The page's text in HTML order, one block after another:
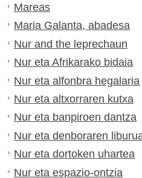
Mareas
Maria Galanta, abadesa
Nur and the leprechaun
Nur eta Afrikarako bidaia
Nur eta alfonbra hegalaria
Nur eta altxorraren kutxa
Nur eta banpiroen dantza
Nur eta denboraren
Nur eta dortoken uhartea
Nur eta espazio-ontzia